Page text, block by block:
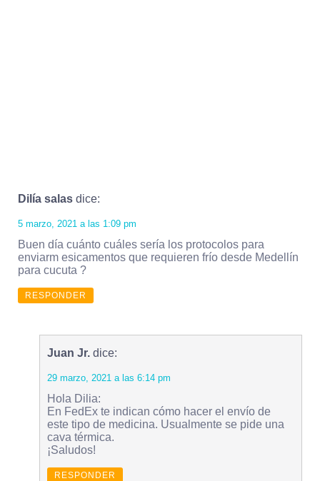
Dilía salas dice:
5 marzo, 2021 a las 1:09 pm
Buen día cuánto cuáles sería los protocolos para
enviarm esicamentos que requieren frío desde Medellín
para cucuta ?
RESPONDER
Juan Jr. dice:
29 marzo, 2021 a las 6:14 pm
Hola Dilia:
En FedEx te indican cómo hacer el envío de
este tipo de medicina. Usualmente se pide una
cava térmica.
¡Saludos!
RESPONDER